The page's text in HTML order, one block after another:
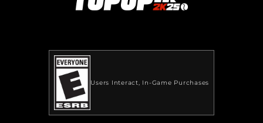
Users Interact In-Game Purchases